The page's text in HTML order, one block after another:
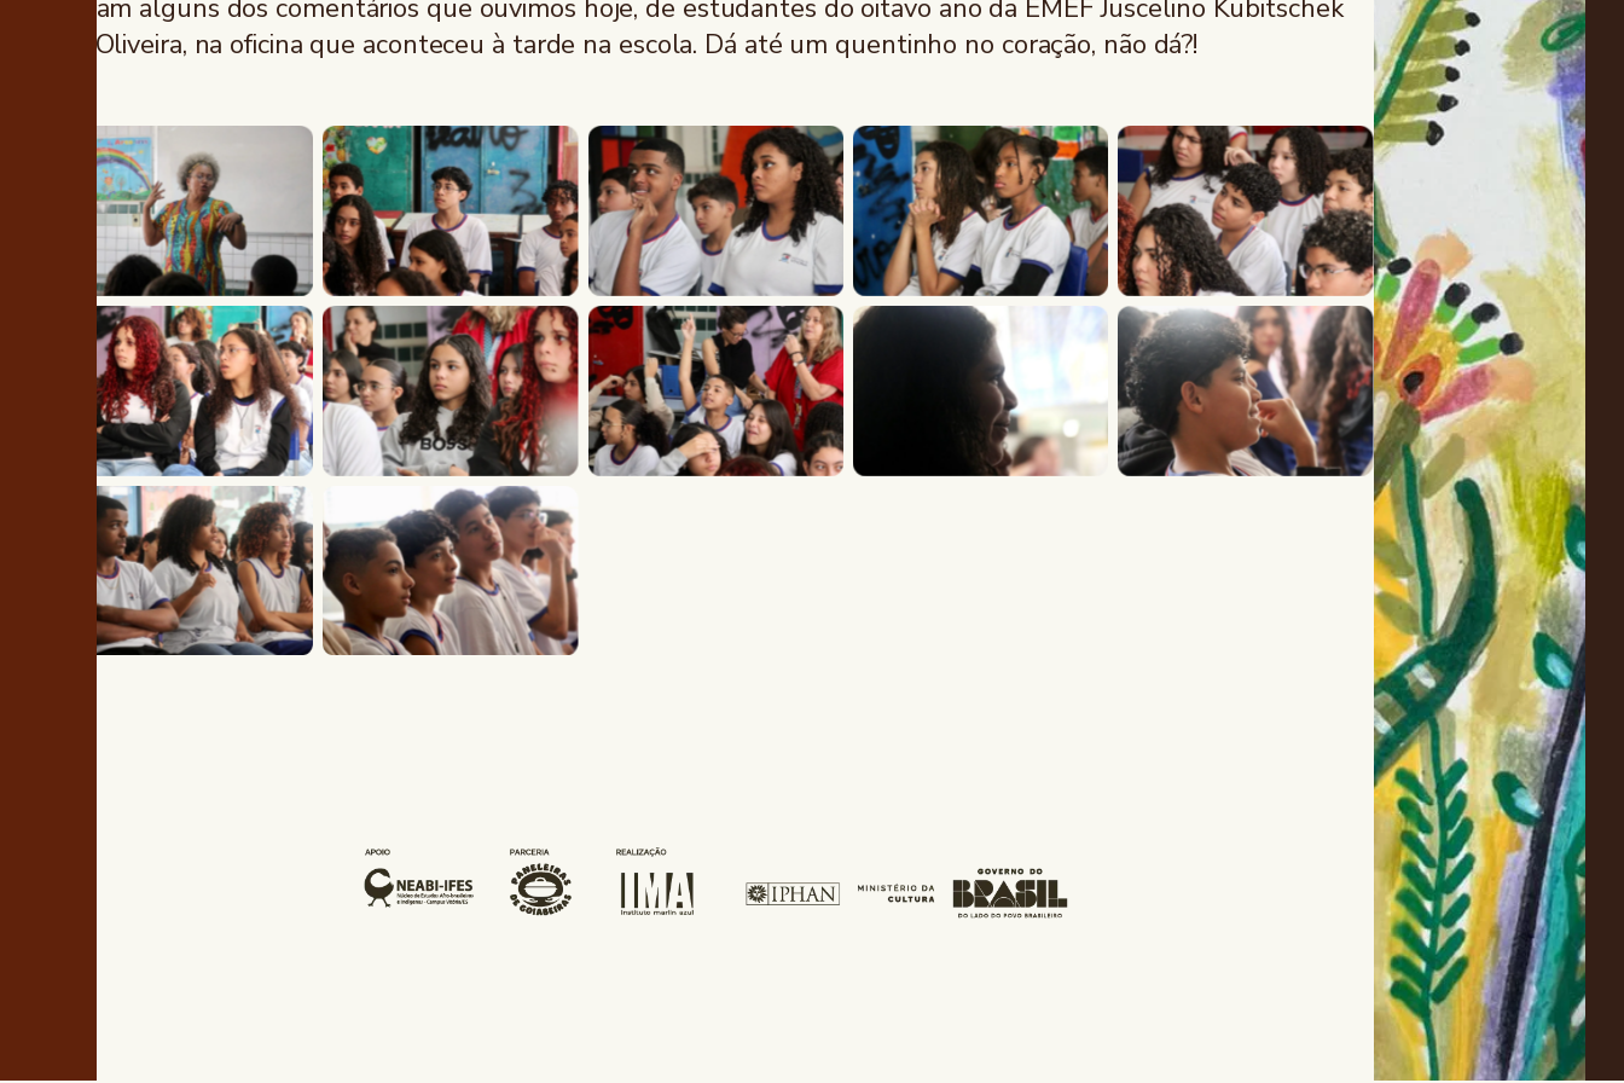
Foram alguns dos comentários que ouvimos hoje, de estudantes do oitavo ano da EMEF Juscelino Kubitschek
de Oliveira, na oficina que aconteceu à tarde na escola. Dá até um quentinho no coração, não dá?!